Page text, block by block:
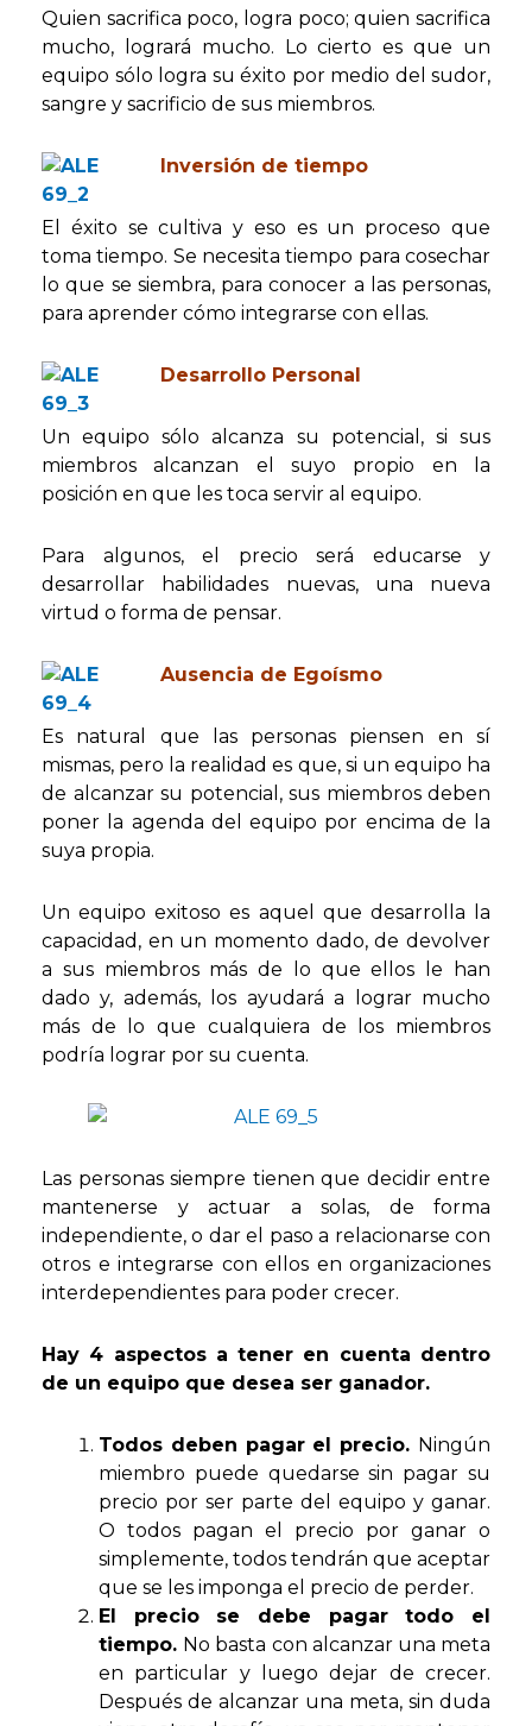
Quien sacrifica poco, logra poco; quien sacrifica
mucho, logrará mucho. Lo cierto es que un
equipo sólo logra su éxito por medio del sudor,
sangre y sacrificio de sus miembros.
Inversión de tiempo
El éxito se cultiva y eso es un proceso que
toma tiempo. Se necesita tiempo para cosechar
lo que se siembra, para conocer a las personas,
para aprender cómo integrarse con ellas.
Desarrollo Personal
Un equipo sólo alcanza su potencial, si sus
miembros alcanzan el suyo propio en la
posición en que les toca servir al equipo.
Para algunos, el precio será educarse y
desarrollar habilidades nuevas, una nueva
virtud o forma de pensar.
Ausencia de Egoísmo
Es natural que las personas piensen en sí
mismas, pero la realidad es que, si un equipo ha
de alcanzar su potencial, sus miembros deben
poner la agenda del equipo por encima de la
suya propia.
Un equipo exitoso es aquel que desarrolla la
capacidad, en un momento dado, de devolver
a sus miembros más de lo que ellos le han
dado y, además, los ayudará a lograr mucho
más de lo que cualquiera de los miembros
podría lograr por su cuenta.
Las personas siempre tienen que decidir entre
mantenerse y actuar a solas, de forma
independiente, o dar el paso a relacionarse con
otros e integrarse con ellos en organizaciones
interdependientes para poder crecer.
Hay 4 aspectos a tener en cuenta dentro
de un equipo que desea ser ganador.
Todos deben pagar el precio. Ningún
miembro puede quedarse sin pagar su
precio por ser parte del equipo y ganar.
O todos pagan el precio por ganar o
simplemente, todos tendrán que aceptar
que se les imponga el precio de perder.
El precio se debe pagar todo el
tiempo. No basta con alcanzar una meta
en particular y luego dejar de crecer.
Después de alcanzar una meta, sin duda